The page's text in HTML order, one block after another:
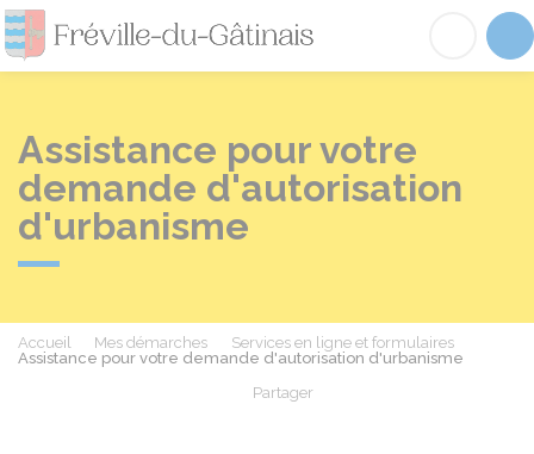
Fréville-du-
Assistance pour votre
demande d'autorisation
d'urbanisme
Accueil Mes démarches
Services en ligne et formulaires
Assistance pour votre demande d'autorisation d'urbanisme
Partager